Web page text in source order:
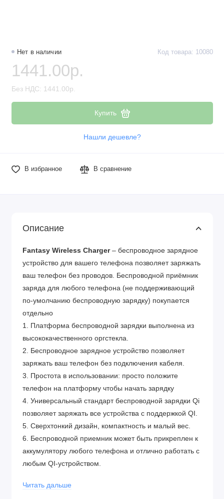
Нет в наличии Код товара: 10080
1441.00р.
Без НДС: 1441.00р.
Купить
Нашли дешевле?
В избранное В сравнение
Описание
Fantasy Wireless Charger– беспроводное зарядное
устройство для вашего телефона позволяет заряжать
ваш телефон без проводов. Беспроводной приёмник
заряда для любого телефона (не поддерживающий
по-умолчанию беспроводную зарядку) покупается
отдельно
1. Платформа беспроводной зарядки выполнена из
высококачественного оргстекла.
2. Беспроводное зарядное устройство позволяет
заряжать ваш телефон без подключения кабеля.
3. Простота в использовании: просто положите
телефон на платформу чтобы начать зарядку
4. Универсальный стандарт беспроводной зарядки Qi
позволяет заряжать все устройства с поддержкой QI.
5. Сверхтонкий дизайн, компактность и малый вес.
6. Беспроводной приемник может быть прикреплен к
аккумулятору любого телефона и отлично работать с
любым QI-устройством.
Тип зарядки: беспроводная
Читать дальше